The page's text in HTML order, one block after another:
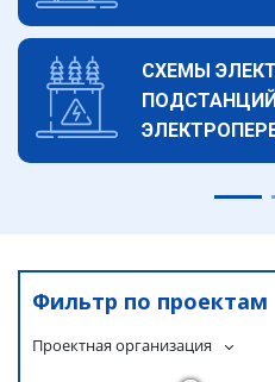
СХЕМЫ
Фильтр по проектам
Проектная организация